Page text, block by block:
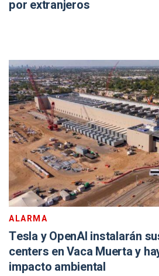
por extranjeros
ALARMA
Tesla y OpenAI instalarán
centers en Vaca Muerta y
impacto ambiental